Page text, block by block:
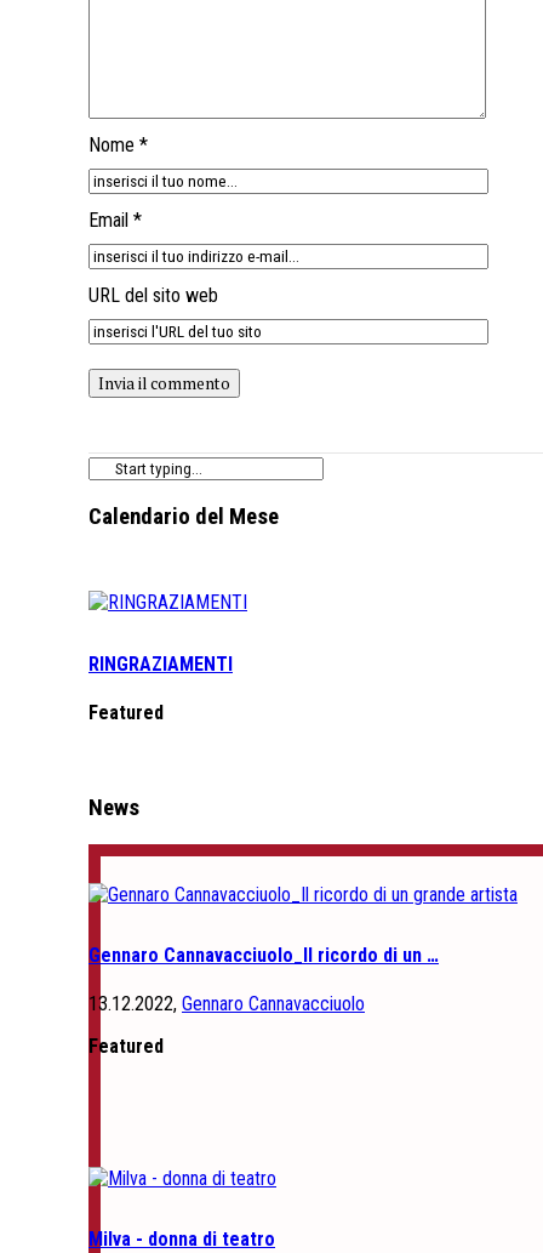
Nome *
Email *
URL del sito web
Calendario del Mese
RINGRAZIAMENTI
Featured
News
Gennaro Cannavacciuolo_Il ricordo di un …
13.12.2022, Gennaro Cannavacciuolo
Featured
Milva - donna di teatro